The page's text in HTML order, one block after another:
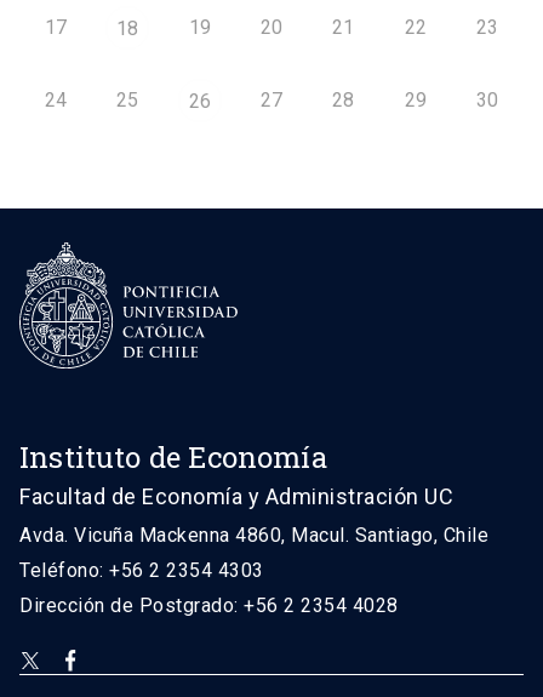
17 18 19 20 21 22 23
24 25 26 27 28 29 30
Instituto de Economía
Facultad de Economía y Administración UC
Avda. Vicuña Mackenna 4860, Macul. Santiago, Chile
Teléfono: +56 2 2354 4303
Dirección de Postgrado: +56 2 2354 4028